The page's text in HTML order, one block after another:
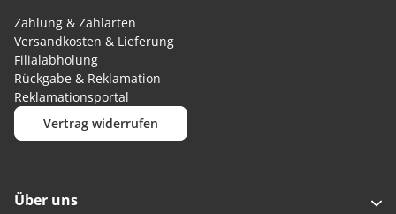
Zahlung & Zahlarten
Versandkosten & Lieferung
Filialabholung
Rückgabe & Reklamation
Reklamationsportal
Vertrag widerrufen
Über uns